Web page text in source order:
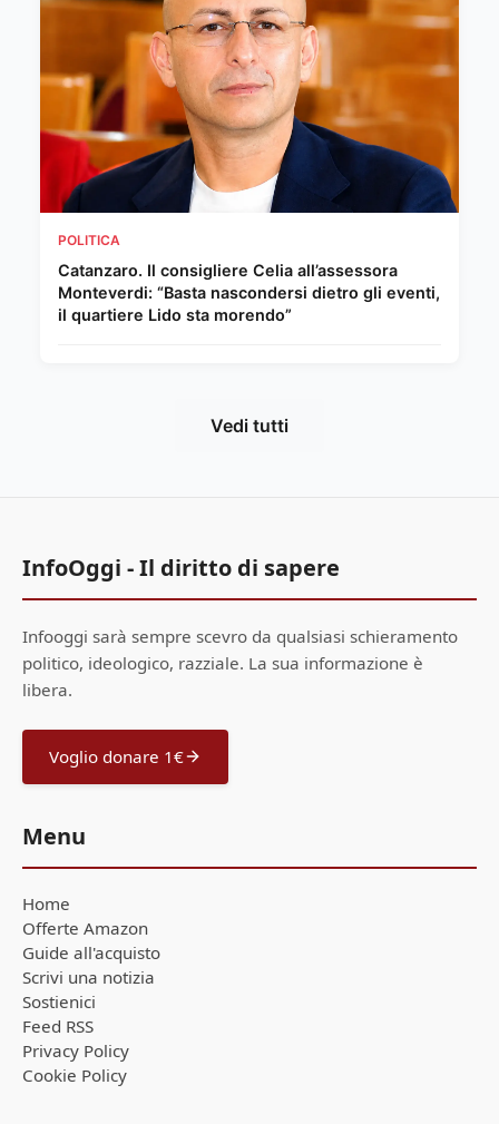
POLITICA
Catanzaro. Il consigliere Celia all’assessora
Monteverdi: “Basta nascondersi dietro gli eventi,
il quartiere Lido sta morendo”
Vedi tutti
InfoOggi - Il diritto di sapere
Infooggi sarà sempre scevro da qualsiasi schieramento
politico, ideologico, razziale. La sua informazione è
libera.
Voglio donare 1€
Menu
Home
Offerte Amazon
Guide all'acquisto
Scrivi una notizia
Sostienici
Feed RSS
Privacy Policy
Cookie Policy